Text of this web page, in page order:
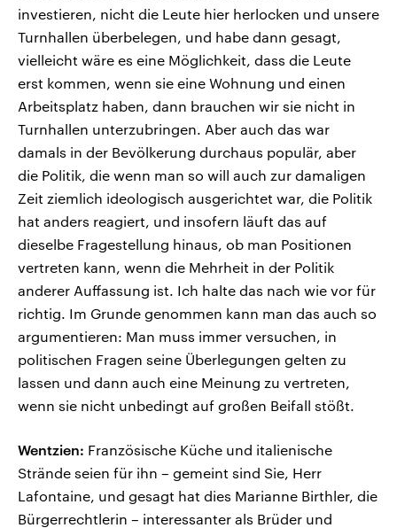
investieren, nicht die Leute hier herlocken und unsere
Turnhallen überbelegen, und habe dann gesagt,
vielleicht wäre es eine Möglichkeit, dass die Leute
erst kommen, wenn sie eine Wohnung und einen
Arbeitsplatz haben, dann brauchen wir sie nicht in
Turnhallen unterzubringen. Aber auch das war
damals in der Bevölkerung durchaus populär, aber
die Politik, die wenn man so will auch zur damaligen
Zeit ziemlich ideologisch ausgerichtet war, die Politik
hat anders reagiert, und insofern läuft das auf
dieselbe Fragestellung hinaus, ob man Positionen
vertreten kann, wenn die Mehrheit in der Politik
anderer Auffassung ist. Ich halte das nach wie vor für
richtig. Im Grunde genommen kann man das auch so
argumentieren: Man muss immer versuchen, in
politischen Fragen seine Überlegungen gelten zu
lassen und dann auch eine Meinung zu vertreten,
wenn sie nicht unbedingt auf großen Beifall stößt.
Wentzien: Französische Küche und italienische
Strände seien für ihn – gemeint sind Sie, Herr
Lafontaine, und gesagt hat dies Marianne Birthler, die
Bürgerrechtlerin – interessanter als Brüder und